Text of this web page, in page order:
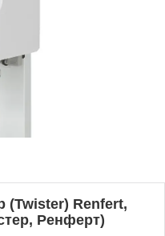
(Twister) Renfert,
Ренферт)